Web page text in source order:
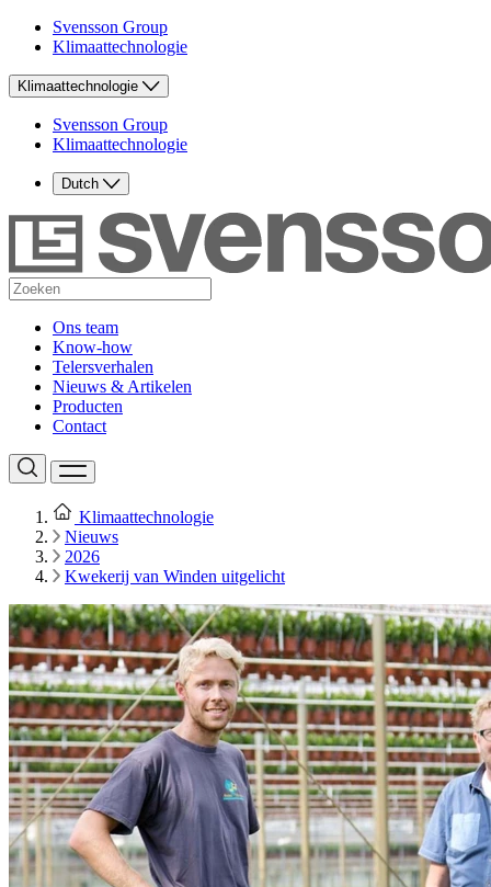
Svensson Group
Klimaattechnologie
Klimaattechnologie
Svensson Group
Klimaattechnologie
Dutch
Ons team
Know-how
Telersverhalen
Nieuws & Artikelen
Producten
Contact
Klimaattechnologie
Nieuws
2026
Kwekerij van Winden uitgelicht